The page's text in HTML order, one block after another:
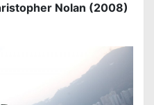
Nolan (2008)